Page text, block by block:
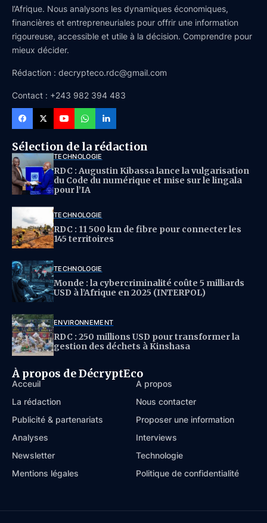
l’Afrique. Nous analysons les dynamiques économiques,
financières et entrepreneuriales pour offrir une information
rigoureuse, accessible et utile à la décision. Comprendre pour
mieux décider.
Rédaction : decrypteco.rdc@gmail.com
Contact : +243 982 394 483
Sélection de la rédaction
TECHNOLOGIE
RDC : Augustin Kibassa lance la vulgarisation
du Code du numérique et mise sur le lingala
pour l’IA
TECHNOLOGIE
RDC : 11 500 km de fibre pour connecter les
145 territoires
TECHNOLOGIE
Monde : la cybercriminalité coûte 5 milliards
USD à l’Afrique en 2025 (INTERPOL)
ENVIRONNEMENT
RDC : 250 millions USD pour transformer la
gestion des déchets à Kinshasa
À propos de DécryptEco
Acceuil
À propos
La rédaction
Nous contacter
Publicité & partenariats
Proposer une information
Analyses
Interviews
Newsletter
Technologie
Mentions légales
Politique de confidentialité